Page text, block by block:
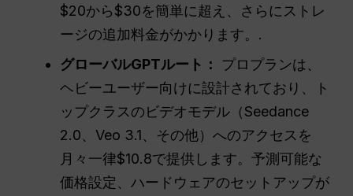
$20から$30を簡単に超え、さらにストレ
ージの追加料金がかかります。.
グローバルGPTルート：
プロプランは、
ヘビーユーザー向けに設計されており、ト
ップクラスのビデオモデル（Seedance
2.0、Veo 3.1、その他）へのアクセスを
月々一律$10.8で提供します。予測可能な
価格設定、ハードウェアのセットアップが